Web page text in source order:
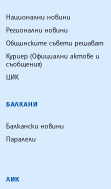
Национални новини
Регионални новини
Общинските съвети решават
Куриер (Официални актове и
съобщения)
ЦИК
БАЛКАНИ
Балкански новини
Паралели
ЛИК